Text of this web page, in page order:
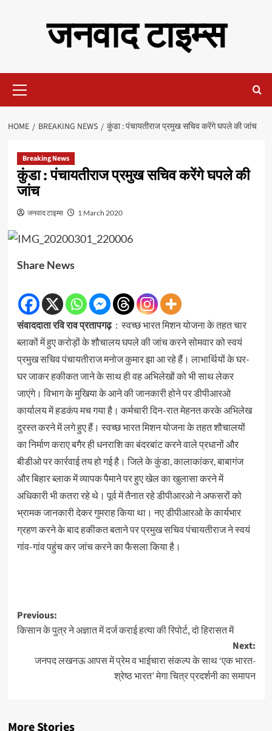
जनवाद टाइम्स
Menu
HOME BREAKING NEWS कुंडा : पंचायतीराज प्रमुख सचिव करेंगे घपले की जांच
Breaking News
कुंडा : पंचायतीराज प्रमुख सचिव करेंगे घपले की
जांच
जनवाद टाइम्स 1 March 2020
Share News
संवाददाता रवि राव प्रतापगढ़: स्वच्छ भारत मिशन योजना के तहत चार
ब्लाकों में हुए करोड़ों के शौचालय घपले की जांच करने सोमवार को स्वयं
प्रमुख सचिव पंचायतीराज मनोज कुमार झा आ रहे हैं। लाभार्थियों के घर-
घर जाकर हकीकत जाने के साथ ही वह अभिलेखों को भी साथ लेकर
जाएंगे। विभाग के मुखिया के आने की जानकारी होने पर डीपीआरओ
कार्यालय में हडकंप मच गया है। कर्मचारी दिन-रात मेहनत करके अभिलेख
दुरस्त करने में लगे हुए हैं। स्वच्छ भारत मिशन योजना के तहत शौचालयों
का निर्माण कराए बगैर ही धनराशि का बंदरबांट करने वाले प्रधानों और
बीडीओ पर कार्रवाई तय हो गई है। जिले के कुंडा, कालाकांकर, बाबागंज
और बिहार ब्लाक में व्यापक पैमाने पर हुए खेल का खुलासा करने में
अधिकारी भी कतरा रहे थे। पूर्व में तैनात रहे डीपीआरओ ने अफसरों को
भ्रामक जानकारी देकर गुमराह किया था। नए डीपीआरओ के कार्यभार
ग्रहण करने के बाद हकीकत बताने पर प्रमुख सचिव पंचायतीराज ने स्वयं
गांव-गांव पहुंच कर जांच करने का फैसला किया है।
Post
navigation
Previous:
किसान के पुत्र ने अज्ञात में दर्ज कराई हत्या की रिपोर्ट, दो हिरासत में
Next:
जनपद लखनऊ आपस में प्रेम व भाईचारा संकल्प के साथ ‘एक भारत-
श्रेष्ठ भारत’ मेगा चित्र प्रदर्शनी का समापन